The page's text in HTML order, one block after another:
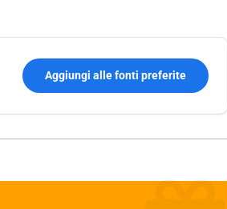
Aggiungi alle fonti preferite